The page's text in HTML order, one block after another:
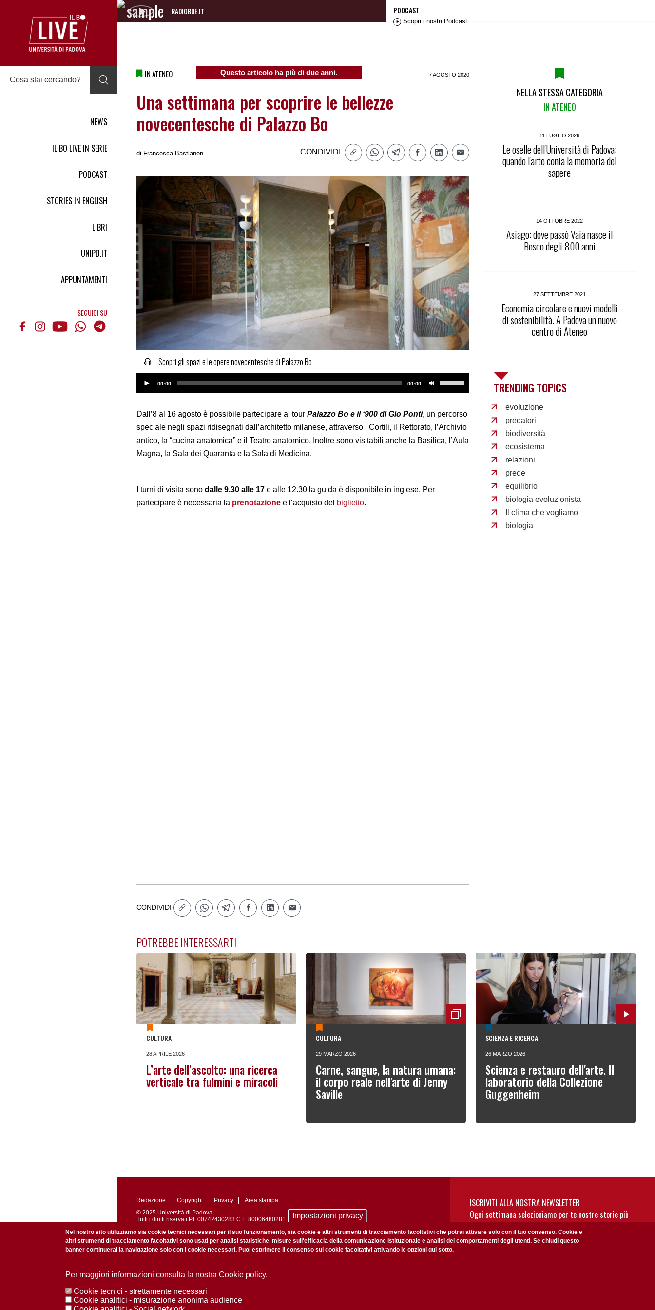
NEWS
IL BO LIVE IN SERIE
PODCAST
STORIES IN ENGLISH
LIBRI
UNIPD.IT
APPUNTAMENTI
SEGUICI SU
RADIOBUE.IT
Audio
PODCAST
Scopri i nostri Podcast
IN ATENEO Questo articolo ha più di due anni. 7 AGOSTO 2020
Una settimana per scoprire le bellezze
novecentesche di Palazzo Bo
di Francesca Bastianon CONDIVIDI
Scopri gli spazi e le opere novecentesche di Palazzo Bo
Player00:00 00:00
Up/Down
Arrow
to
or
decrease
Dall’8 al 16 agosto è possibile partecipare al tour Palazzo Bo e il ‘900 di Gio Ponti, un percorso
speciale negli spazi ridisegnati dall’architetto milanese, attraverso i Cortili, il Rettorato, l’Archivio
antico, la “cucina anatomica” e il Teatro anatomico. Inoltre sono visitabili anche la Basilica, l’Aula
Magna, la Sala dei Quaranta e la Sala di Medicina.
I turni di visita sono dalle 9.30 alle 17 e alle 12.30 la guida è disponibile in inglese. Per
partecipare è necessaria la prenotazione e l’acquisto del biglietto.
CONDIVIDI
NELLA STESSA CATEGORIA
IN ATENEO
11 LUGLIO 2026
Le oselle dell'Università di Padova:
quando l'arte conia la memoria del
sapere
14 OTTOBRE 2022
Asiago: dove passò Vaia nasce il
Bosco degli 800 anni
27 SETTEMBRE 2021
Economia circolare e nuovi modelli
di sostenibilità. A Padova un nuovo
centro di Ateneo
TRENDING TOPICS
evoluzione
predatori
biodiversità
ecosistema
relazioni
prede
equilibrio
biologia evoluzionista
Il clima che vogliamo
biologia
POTREBBE INTERESSARTI
CULTURA
28 APRILE 2026
L’arte dell’ascolto: una ricerca
verticale tra fulmini e miracoli
CULTURA
29 MARZO 2026
Carne, sangue, la natura umana:
il corpo reale nell'arte di Jenny
Saville
SCIENZA E RICERCA
26 MARZO 2026
Scienza e restauro dell'arte. Il
laboratorio della Collezione
Guggenheim
ISCRIVITI ALLA NOSTRA NEWSLETTER
Ogni settimana selezioniamo per te nostre storie più
rilevanti: non perderti gli aggiornamenti della nostra
newsletter
Redazione Copyright Privacy
Area stampa
© 2025 Università di Padova
Tutti i diritti riservati P.I. 00742430283 C.F. 80006480281
Impostazioni privacy
Nel nostro sito utilizziamo sia cookie tecnici necessari per il suo funzionamento, sia cookie e altri strumenti di tracciamento facoltativi che potrai attivare solo con il tuo consenso. Cookie e
altri strumenti di tracciamento facoltativi sono usati per analisi statistiche, misure sull'efficacia della comunicazione istituzionale e analisi dei comportamenti degli utenti. Se chiudi questo
banner continuerai la navigazione solo con i cookie necessari. Puoi esprimere il consenso sui cookie facoltativi attivando le opzioni qui sotto.
Per maggiori informazioni consulta la nostra Cookie policy.
Cookie tecnici - strettamente necessari
Cookie analitici - misurazione anonima audience